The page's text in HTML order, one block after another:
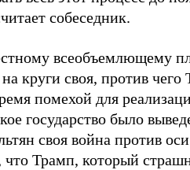
собеседник.
всеобъемлющему
круги своя, против чего
помехой для
государство было
своя война против оси
что Трамп, который